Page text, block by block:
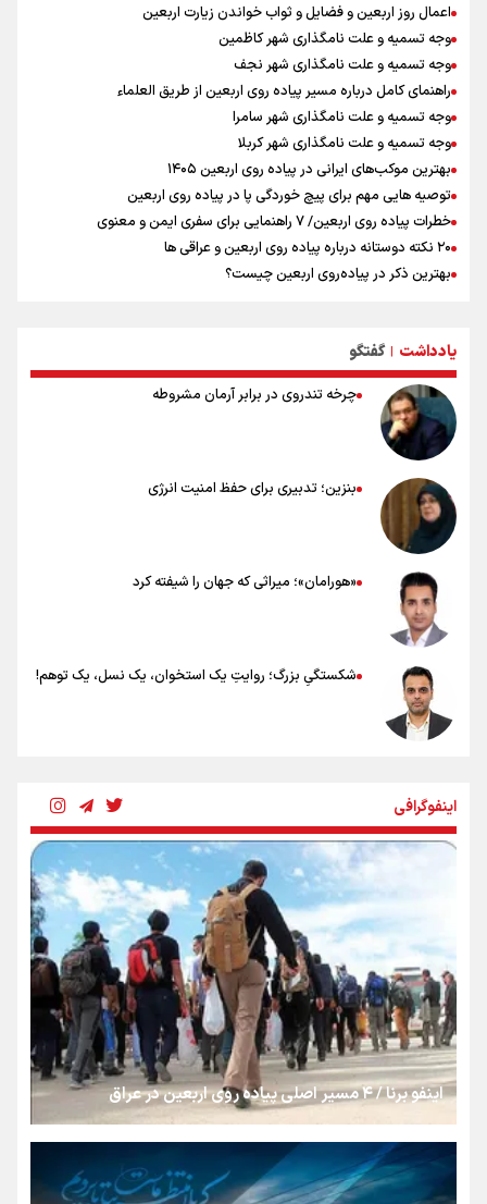
اعمال روز اربعین و فضایل و ثواب خواندن زیارت اربعین
وجه تسمیه و علت نامگذاری شهر کاظمین
وجه تسمیه و علت نامگذاری شهر نجف
راهنمای کامل درباره مسیر پیاده روی اربعین از طریق العلماء
وجه تسمیه و علت نامگذاری شهر سامرا
وجه تسمیه و علت نامگذاری شهر کربلا
بهترین موکب‌های ایرانی در پیاده روی اربعین ۱۴۰۵
توصیه هایی مهم برای پیچ خوردگی پا در پیاده روی اربعین
خطرات پیاده روی اربعین/ ۷ راهنمایی برای سفری ایمن و معنوی
۲۰ نکته دوستانه درباره پیاده روی اربعین و عراقی ها
بهترین ذکر در پیاده‌روی اربعین چیست؟
نکاتی مهم برای حفظ سلامت در پیاده روی اربعین
یادداشت | گفتگو
چرخه تندروی در برابر آرمان مشروطه
بنزین؛ تدبیری برای حفظ امنیت انرژی
«هورامان»؛ میراثی که جهان را شیفته کرد
شکستگیِ بزرگ؛ روایتِ یک استخوان، یک نسل، یک توهم!
روایت ایران از کنار مردم
از طلوع خیابان‌ها تا غروب اشک
جمله‌ای که بغض چهارماهه را شکست؛ «آهای مردم، آقا از
تهران رفتند»
سه حسرتی که به دلم ماند
اینفوگرافی
اینفو برنا / ۴ مسیر اصلی پیاده روی اربعین در عراق